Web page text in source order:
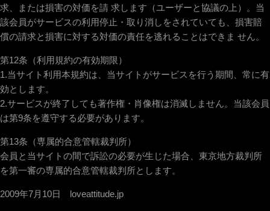
求、または損害の対価を請 求します（ユーザーと協議の上）。当
該会員がサービスの利用停止・取り消しをされていても、損害賠
償の請求と損害に対する対価の責任を逃れることはできま せん。
第12条（利用規約の有効期限）
1.当サイト利用本規約は、当サイトがサービスを行う期間、常に有
効とします。
2.サービスが終了しても著作権・肖像権は消滅しません。当該会員
は第9条を遵守する必要があります。
第13条（専属的合意管轄裁判所）
会員と当サイトの間で訴訟の必要が生じた場合、東京地方裁判所
を第一審の専属的合意管轄裁判所とします。
2009年7月10日 loveattitude.jp